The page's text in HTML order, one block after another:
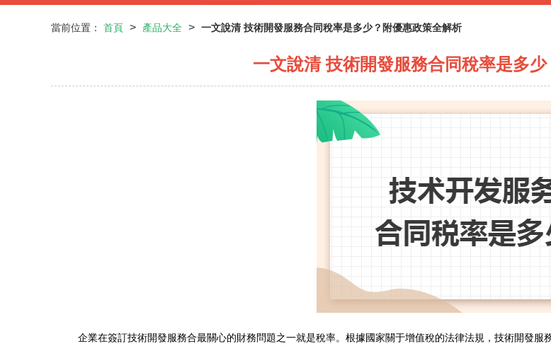
當前位置： 首頁 > 產品大全 > 一文說清 技術開發服務合同稅率是多少？附優惠政策全解析
一文說清 技術開發服務合同稅率是多
企業在簽訂技術開發服務合最關心的財務問題之一就是稅率。根據國家關于增值稅的法律法規，技術開發